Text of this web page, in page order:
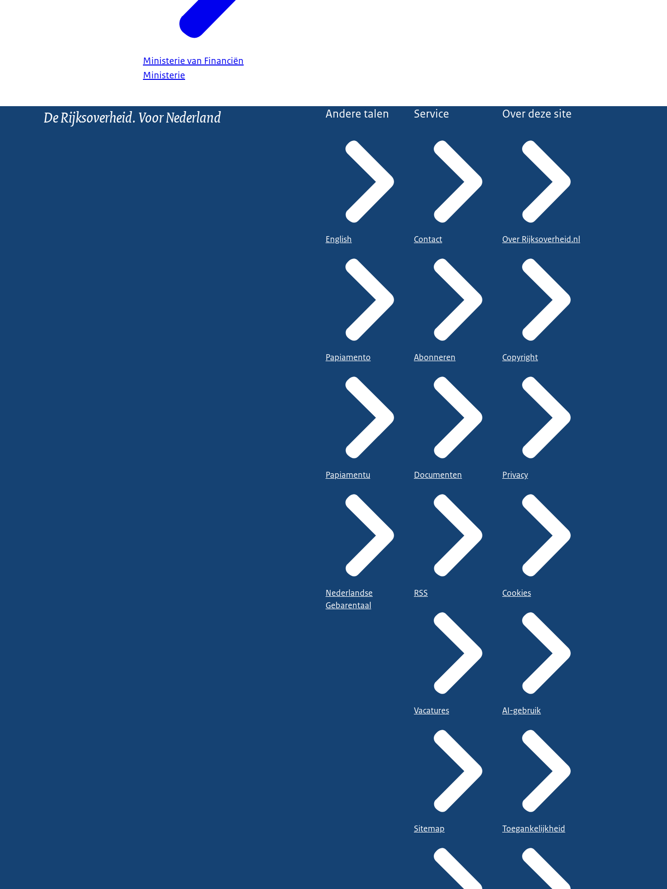
Ministerie van Financiën
Ministerie
De Rijksoverheid. Voor Nederland Andere talen
English
Papiamento
Papiamentu
Nederlandse
Gebarentaal
Service
Contact
Abonneren
Documenten
RSS
Vacatures
Sitemap
Over deze site
Over Rijksoverheid.nl
Copyright
Privacy
Cookies
AI-gebruik
Toegankelijkheid